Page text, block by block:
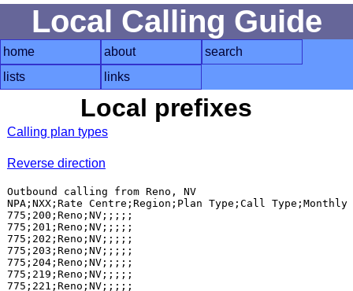
Local Calling Guide
home about
search
lists
links
Local prefixes
Calling plan types
Reverse direction
Outbound calling from Reno, NV
NPA;NXX;Rate Centre;Region;Plan Type;Call
775;200;Reno;NV;;;;;
775;201;Reno;NV;;;;;
775;202;Reno;NV;;;;;
775;203;Reno;NV;;;;;
775;204;Reno;NV;;;;;
775;219;Reno;NV;;;;;
775;221;Reno;NV;;;;;